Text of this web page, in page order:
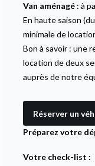
Van aménagé: à
En haute saison
minimale de
Bon à savoir : une
location de deux
auprès de notre
Réserver un
Préparez votre
Votre check-list :